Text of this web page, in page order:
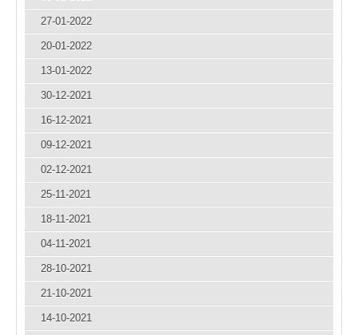
27-01-2022
20-01-2022
13-01-2022
30-12-2021
16-12-2021
09-12-2021
02-12-2021
25-11-2021
18-11-2021
04-11-2021
28-10-2021
21-10-2021
14-10-2021